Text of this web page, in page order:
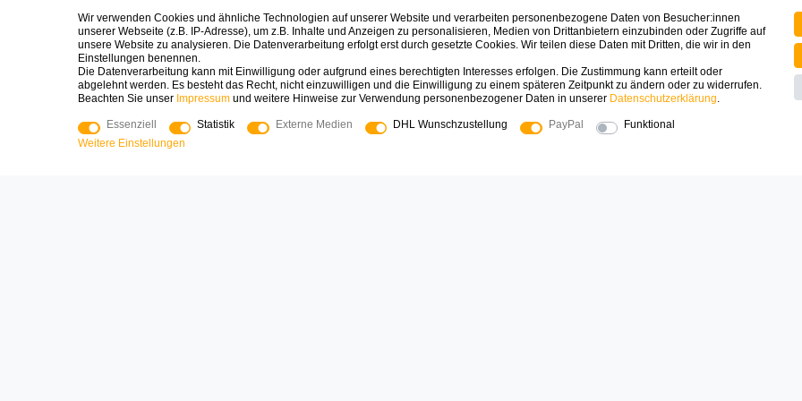
Fragen zu Spielen, zur Bestellung oder
Geschenken? Wir sind persönlich da
und helfen gerne!
Logoplay Holzspiele GmbH & Co.KG
shop@logoplay.de
Mo - Fr 8:00 - 17:00
Datenschutz
Widerrufsrecht
Über uns
Registrieren
Warenkorb
Wir verwenden Cookies und ähnliche Technologien auf unserer Website und verarbeiten personenbezogene Daten von Besucher:innen
unserer Webseite (z.B. IP-Adresse), um z.B. Inhalte und Anzeigen zu personalisieren, Medien von Drittanbietern einzubinden oder Zugriffe auf
unsere Website zu analysieren. Die Datenverarbeitung erfolgt erst durch gesetzte Cookies. Wir teilen diese Daten mit Dritten, die wir in den
Einstellungen benennen.
Die Datenverarbeitung kann mit Einwilligung oder aufgrund eines berechtigten Interesses erfolgen. Die Zustimmung kann erteilt oder
abgelehnt werden. Es besteht das Recht, nicht einzuwilligen und die Einwilligung zu einem späteren Zeitpunkt zu ändern oder zu widerrufen.
Beachten Sie unser Impressum und weitere Hinweise zur Verwendung personenbezogener Daten in unserer Daten­schutz­erklärung.
Essenziell Statistik Externe Medien DHL Wunschzustellung PayPal
Funktional
Weitere Einstellungen